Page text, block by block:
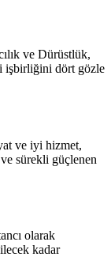
ve Dürüstlük,
işbirliğini dört gözle
ve iyi hizmet,
sürekli güçlenen
olarak
kadar